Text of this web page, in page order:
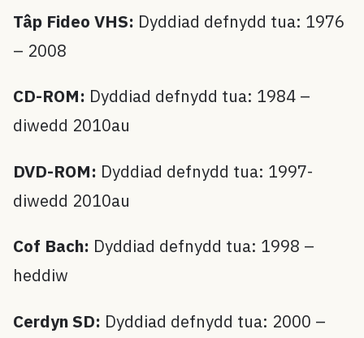
Tâp Fideo VHS: Dyddiad defnydd tua: 1976
– 2008
CD-ROM: Dyddiad defnydd tua: 1984 –
diwedd 2010au
DVD-ROM: Dyddiad defnydd tua: 1997-
diwedd 2010au
Cof Bach: Dyddiad defnydd tua: 1998 –
heddiw
Cerdyn SD: Dyddiad defnydd tua: 2000 –